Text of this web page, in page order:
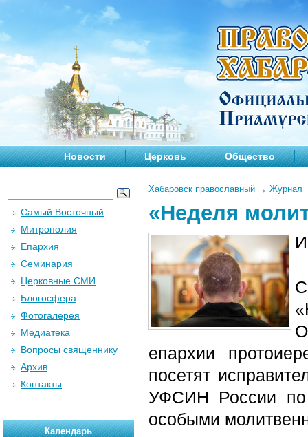
Новости Церковь Общество
Хабаровск православный → Журнал
«Неделя
епархии
посетят
УФСИН России по
особыми
Самый Восточный
Митрополия
Епархия
Семинария
Церковные СМИ
Блогосфера
Фотогалерея
Медиатека
Вопросы священнику
Архив
Контакты
Календарь